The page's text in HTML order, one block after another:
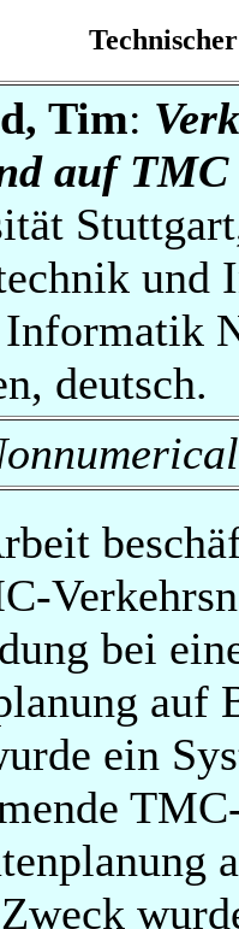
Tim:
auf
und
deutsch.
bei
auf
ein